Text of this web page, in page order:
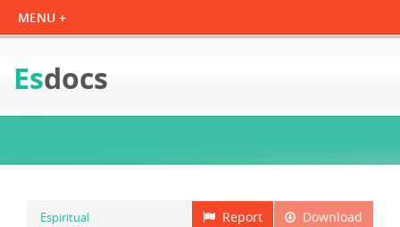
Esdocs
Download
Report
Espiritual